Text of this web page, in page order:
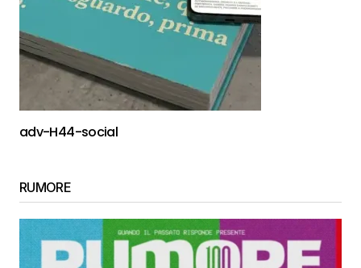
adv-H44-social
RUMORE